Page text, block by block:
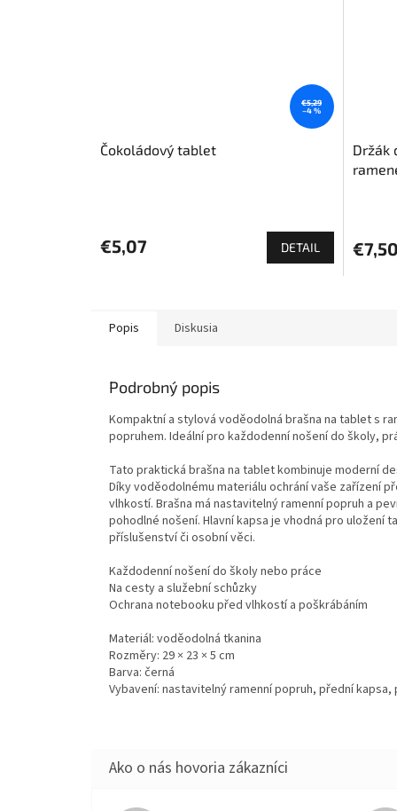
€5,29
–4 %
Čokoládový tablet
produktu
je
hviezdičiek.
€5,07 DETAIL
Držák
€7,50
Popis Diskusia
Podrobný popis
Kompaktní a stylová voděodolná brašna na tablet s
popruhem. Ideální pro každodenní nošení do školy,
Tato praktická brašna na tablet kombinuje moderní
Díky voděodolnému materiálu ochrání vaše zařízení
vlhkostí. Brašna má nastavitelný ramenní popruh a
pohodlné nošení. Hlavní kapsa je vhodná pro
příslušenství či osobní věci.
Každodenní nošení do školy nebo práce
Na cesty a služební schůzky
Ochrana notebooku před vlhkostí a poškrábáním
Materiál: voděodolná tkanina
Rozměry: 29 × 23 × 5 cm
Barva: černá
Vybavení: nastavitelný ramenní popruh, přední kapsa,